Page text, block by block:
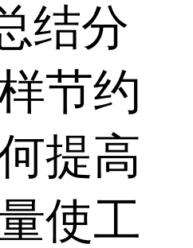
结分
节约
提高
使工